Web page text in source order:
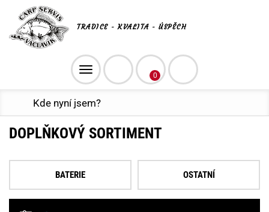
TRADICE - KVALITA - ÚSPĚCH
Toggle
navigation
0
Kde nyní jsem?
DOPLŇKOVÝ SORTIMENT
BATERIE OSTATNÍ